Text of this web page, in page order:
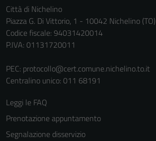
Città di Nichelino
Piazza G. Di Vittorio, 1 - 10042 Nichelino (TO)
Codice fiscale: 94031420014
P.IVA: 01131720011
PEC: protocollo@cert.comune.nichelino.to.it
Centralino unico: 011 68191
Leggi le FAQ
Prenotazione appuntamento
Segnalazione disservizio